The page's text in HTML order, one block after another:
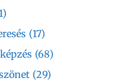
(17)
képzés (68)
(29)